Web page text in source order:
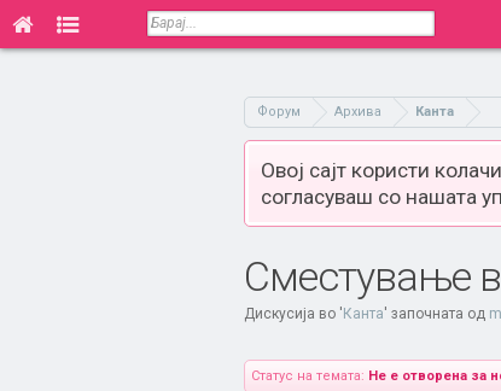
Форум Архива Канта
Овој сајт користи
согласуваш со нашата
Сместување
Дискусија во ' Канта' започната од
Статус на темата: Не е отворена за